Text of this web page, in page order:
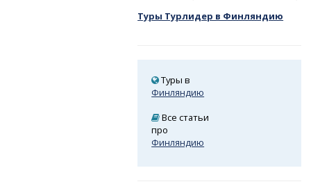
Туры Турлидер в Финляндию
Туры в
Финляндию
Все статьи
про
Финляндию